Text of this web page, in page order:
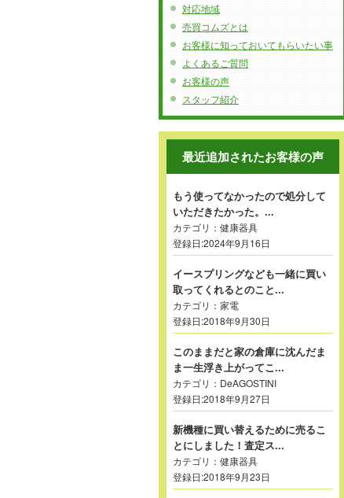
対応地域
売買コムズとは
お客様に知っておいてもらいたい事
よくあるご質問
お客様の声
スタッフ紹介
最近追加されたお客様の声
もう使ってなかったので処分して
いただきたかった。...
カテゴリ： 健康器具
登録日:2024年9月16日
イースプリングなども一緒に買い
取ってくれるとのこと...
カテゴリ： 家電
登録日:2018年9月30日
このままだと家の倉庫に沈んだま
ま一生浮き上がってこ...
カテゴリ： DeAGOSTINI
登録日:2018年9月27日
新機種に買い替えるために売るこ
とにしました！査定ス...
カテゴリ： 健康器具
登録日:2018年9月23日